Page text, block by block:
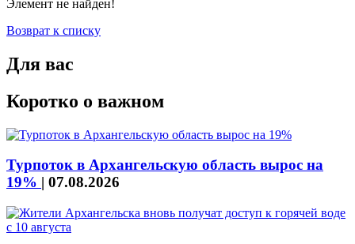
Элемент не найден!
Возврат к списку
Для вас
Коротко о важном
Турпоток в Архангельскую область вырос на
19% | 07.08.2026